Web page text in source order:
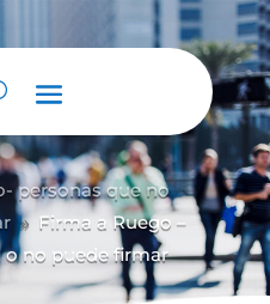
personas que no
9
Firma a Ruego –
o no puede firmar